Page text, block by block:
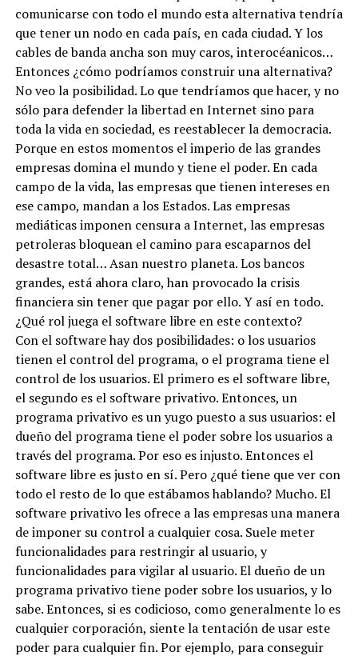
comunicarse con todo el mundo esta alternativa tendría
que tener un nodo en cada país, en cada ciudad. Y los
cables de banda ancha son muy caros, interocéanicos…
Entonces ¿cómo podríamos construir una alternativa?
No veo la posibilidad. Lo que tendríamos que hacer, y no
sólo para defender la libertad en Internet sino para
toda la vida en sociedad, es reestablecer la democracia.
Porque en estos momentos el imperio de las grandes
empresas domina el mundo y tiene el poder. En cada
campo de la vida, las empresas que tienen intereses en
ese campo, mandan a los Estados. Las empresas
mediáticas imponen censura a Internet, las empresas
petroleras bloquean el camino para escaparnos del
desastre total… Asan nuestro planeta. Los bancos
grandes, está ahora claro, han provocado la crisis
financiera sin tener que pagar por ello. Y así en todo.
¿Qué rol juega el software libre en este contexto?
Con el software hay dos posibilidades: o los usuarios
tienen el control del programa, o el programa tiene el
control de los usuarios. El primero es el software libre,
el segundo es el software privativo. Entonces, un
programa privativo es un yugo puesto a sus usuarios: el
dueño del programa tiene el poder sobre los usuarios a
través del programa. Por eso es injusto. Entonces el
software libre es justo en sí. Pero ¿qué tiene que ver con
todo el resto de lo que estábamos hablando? Mucho. El
software privativo les ofrece a las empresas una manera
de imponer su control a cualquier cosa. Suele meter
funcionalidades para restringir al usuario, y
funcionalidades para vigilar al usuario. El dueño de un
programa privativo tiene poder sobre los usuarios, y lo
sabe. Entonces, si es codicioso, como generalmente lo es
cualquier corporación, siente la tentación de usar este
poder para cualquier fin. Por ejemplo, para conseguir